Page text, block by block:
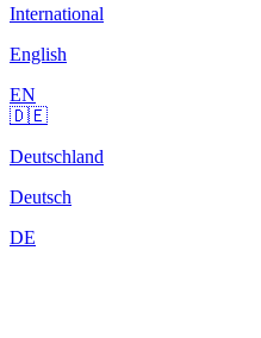
International
English
EN
🇩🇪
Deutschland
Deutsch
DE